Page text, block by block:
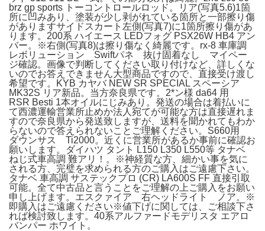
brz gp sports トーコントロールロッド。リア(写真5.6)1箇
所に凹みあり、塗装が少し剥がれている箇所と一部擦り傷
がありますサイドスカート左側(写真7)に1箇所擦り傷があ
ります。200系 ハイエース LEDフォグ PSX26W HB4 アン
バー。※右側(写真8)は擦り傷なく綺麗です。rx-8 車庫調
レボリューション Swiftパネ 抜け固着なし マイペー
ジ確認。画像で判断してください取り付けなど、詳しくな
いのでお答えできません大型商品ですので、直接受け渡し
希望です。KYB カヤバ NEW SR SPECIAL スペーシア
MK32S リア新品。当方奈良県です。2*ン様 da64 用
RSR Besti 1本オイルにじみあり。発送の場合は着払いに
て西濃運輸営業所止めか法人宛てが可能な方は直接遅れま
すので奈良県から発送致しますが、送料を聞かれてもわか
らないので答えられないことご理解ください。S660用
ダウンサス Ti2000。近くに営業所があるか事前に確認お
願いします。ダイハツ タント L150 L350 L550等 タナベ
ねじ式車高調 難アリ！。※神経質な方、細かい事を気に
される方、完璧を求められる方のご購入はご遠慮下さい。
タナベ 車高調 サステックプロ (CR) LA600S FF 直接引取
可能。全て中古品と言うことをご理解の上ご購入をお願い
申し上げます。エスクァイア 右ヘッドライト ノア。※
即購入はご遠慮ください※値下げに関しては、ご相談下さ
れば検討致します。40系アルファードモデリスタ エアロ
バンパー ホワイト。